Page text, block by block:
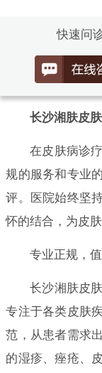
快速问
长沙湘肤皮
在皮肤病诊
规的服务和专业
评。医院始终坚
怀的结合，为皮
专业正规，
长沙湘肤皮
专注于各类皮肤
范，从患者需求
的湿疹、痤疮、